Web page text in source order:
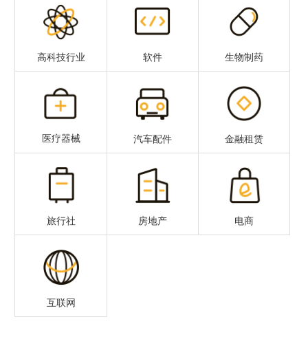
高科技行业 软件 生物制药
医疗器械 汽车配件 金融租赁
旅行社 房地产 电商
互联网